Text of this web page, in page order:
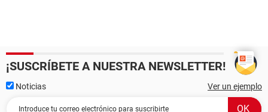
¡SUSCRÍBETE A NUESTRA NEWSLETTER!
Noticias Ver un ejemplo